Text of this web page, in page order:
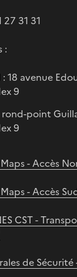
27 31 31
:
18 avenue
9
point
9
- Accès
- Accès
CST -
de